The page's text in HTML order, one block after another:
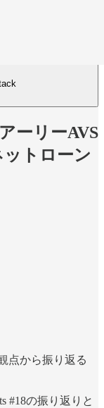
ーリーAVS
トローン
点から振り返る
#18の振り返りと